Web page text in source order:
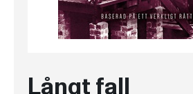
Långt fall